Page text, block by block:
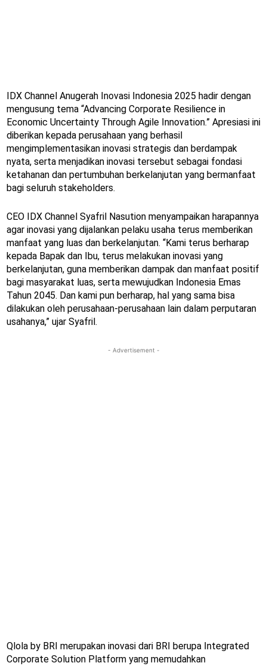
IDX Channel Anugerah Inovasi Indonesia 2025 hadir dengan
mengusung tema “Advancing Corporate Resilience in
Economic Uncertainty Through Agile Innovation.” Apresiasi ini
diberikan kepada perusahaan yang berhasil
mengimplementasikan inovasi strategis dan berdampak
nyata, serta menjadikan inovasi tersebut sebagai fondasi
ketahanan dan pertumbuhan berkelanjutan yang bermanfaat
bagi seluruh stakeholders.
CEO IDX Channel Syafril Nasution menyampaikan harapannya
agar inovasi yang dijalankan pelaku usaha terus memberikan
manfaat yang luas dan berkelanjutan. “Kami terus berharap
kepada Bapak dan Ibu, terus melakukan inovasi yang
berkelanjutan, guna memberikan dampak dan manfaat positif
bagi masyarakat luas, serta mewujudkan Indonesia Emas
Tahun 2045. Dan kami pun berharap, hal yang sama bisa
dilakukan oleh perusahaan-perusahaan lain dalam perputaran
usahanya,” ujar Syafril.
- Advertisement -
Qlola by BRI merupakan inovasi dari BRI berupa Integrated
Corporate Solution Platform yang memudahkan